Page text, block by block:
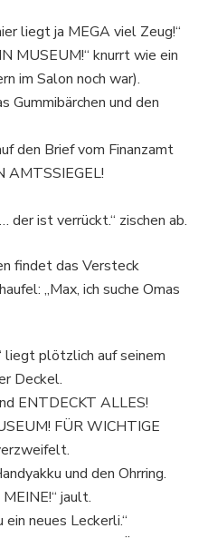
liegt ja MEGA viel Zeug!“
MUSEUM!“ knurrt wie ein
im Salon noch war).
Gummibärchen und den
den Brief vom Finanzamt
AMTSSIEGEL!
der ist verrückt.“ zischen ab.
findet das Versteck
„Max, ich suche Omas
liegt plötzlich auf seinem
Deckel.
ENTDECKT ALLES!
FÜR WICHTIGE
und den Ohrring.
jault.
ein neues Leckerli.“